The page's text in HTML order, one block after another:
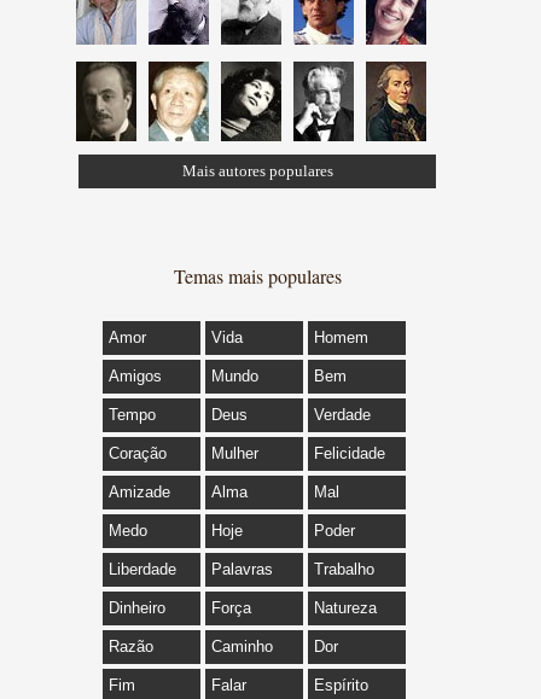
Mais autores populares
Temas mais populares
Amor Vida Homem
Amigos Mundo Bem
Tempo Deus Verdade
Coração Mulher Felicidade
Amizade Alma Mal
Medo Hoje Poder
Liberdade Palavras Trabalho
Dinheiro Força Natureza
Razão Caminho Dor
Fim Falar Espírito